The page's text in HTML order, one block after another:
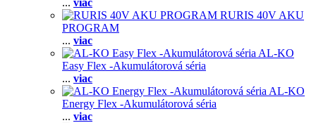
... viac
RURIS 40V AKU
PROGRAM
... viac
AL-KO
Easy Flex -Akumulátorová séria
... viac
AL-KO
Energy Flex -Akumulátorová séria
... viac